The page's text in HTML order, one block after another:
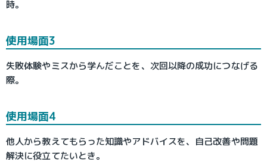
時。
使用場面3
失敗体験やミスから学んだことを、次回以降の成功につなげる
際。
使用場面4
他人から教えてもらった知識やアドバイスを、自己改善や問題
解決に役立てたいとき。